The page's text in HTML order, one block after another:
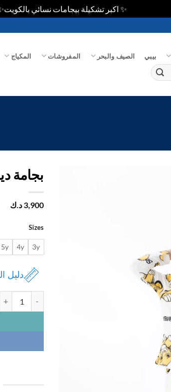
✨ اكبر تشكيلة بيجامات نسائي
بيبي الصيف والبحر المفروشات المكياج
بجامة
3,900 د.ك
Sizes
3y
4y
5y
دليل